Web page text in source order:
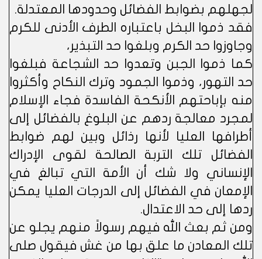
لجهلهم بضوابط الفضائل وحدودها المعتدلة.
فقد ذموا البخل باعتباره الطرف الأدنى للكرم
وجاوزوا حد الكرم وبلغوا حد التبذير،
كما ذموا الجبن وتعدوا حد الشجاعة فبلغوا
حد التهور، وذموا الجمود وترك النكاح وأكثروا
منه بإباحتهم الأنكحة الفاسدة فجاء الإسلام
لمجرد معالجة ردهم عن البلوغ بالفضائل إلى
أطرافها العليا لأنها رذائل وبين لهم ضوابط
الفضائل تلك التربة الصالحة لقوى الإدراك
الإنساني ولا شك أن الأمة التي تبالغ في
الإمعان في الفضائل إلى الدرجات العليا يمكن
ردها إلى حد الاعتدال.
ومن ثم بعث الله فيهم رسولاً منهم يجلو عن
تلك المعادن ما علق بها من غش فيقول صلى